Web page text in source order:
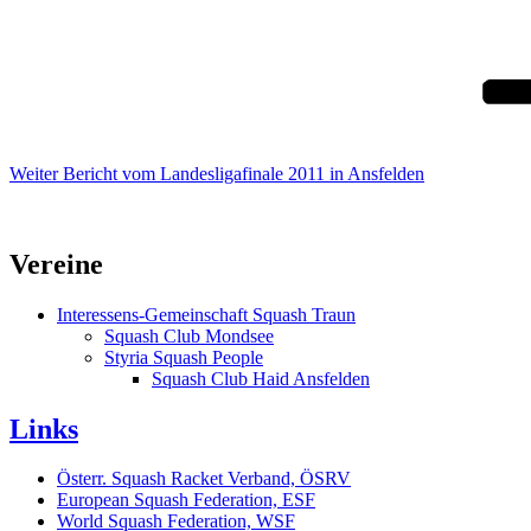
Weiter Bericht vom Landesligafinale 2011 in Ansfelden
Vereine
Interessens-Gemeinschaft Squash Traun
Squash Club Mondsee
Styria Squash People
Squash Club Haid Ansfelden
Links
Österr. Squash Racket Verband, ÖSRV
European Squash Federation, ESF
World Squash Federation, WSF